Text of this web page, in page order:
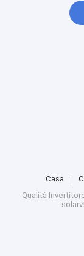
Casa
Qualità